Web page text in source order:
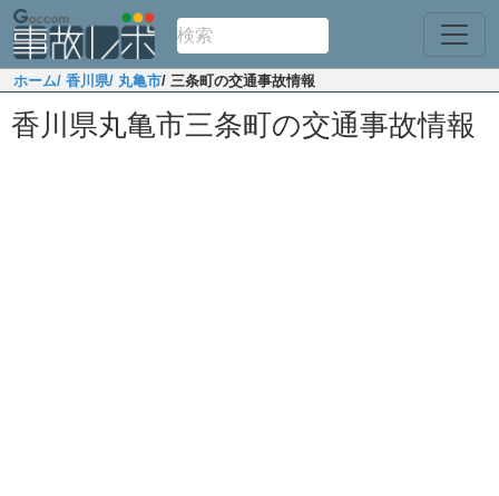
ホーム/ 香川県/ 丸亀市/ 三条町の交通事故情報
香川県丸亀市三条町の交通事故情報